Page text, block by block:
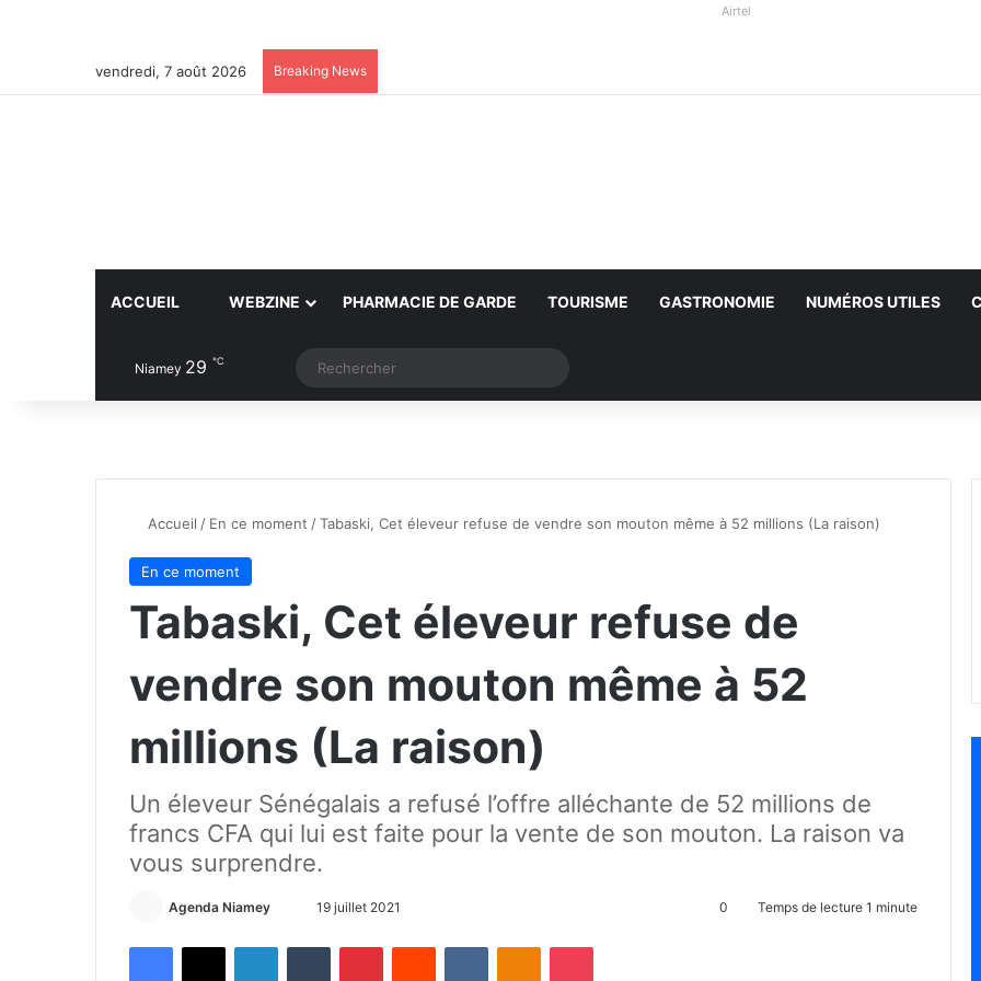
Airtel
vendredi, 7 août 2026 Breaking News
ACCUEIL WEBZINE PHARMACIE DE GARDE TOURISME GASTRONOMIE NUMÉROS UTILES
Niamey 29 ℃ Article Aléatoire
Switch skin
Accueil / En ce moment /Tabaski, Cet éleveur refuse de vendre son mouton même à 52 millions (La raison)
En ce moment
Tabaski, Cet éleveur refuse de
vendre son mouton même à 52
millions (La raison)
Un éleveur Sénégalais a refusé l’offre alléchante de 52 millions de
francs CFA qui lui est faite pour la vente de son mouton. La raison va
vous surprendre.
Agenda Niamey 19 juillet 2021 0 Temps de lecture 1 minute